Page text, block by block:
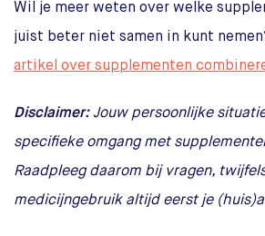
Wil je meer weten over welke
juist beter niet samen in kunt
artikel over supplementen
Disclaimer:Jouw persoonlijke
specifieke omgang met
Raadpleeg daarom bij vragen,
medicijngebruik altijd eerst je